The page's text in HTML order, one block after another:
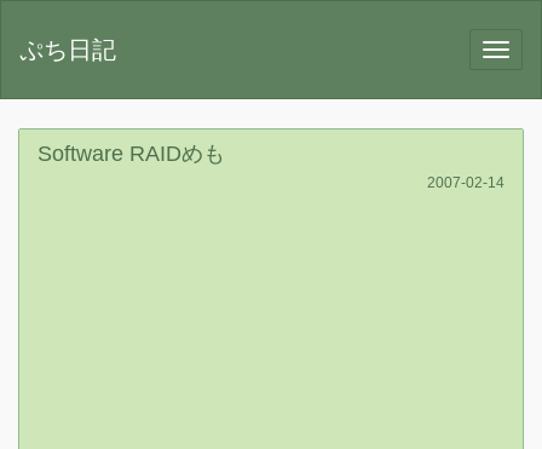
ぷち日記
Software RAIDめも
2007-02-14